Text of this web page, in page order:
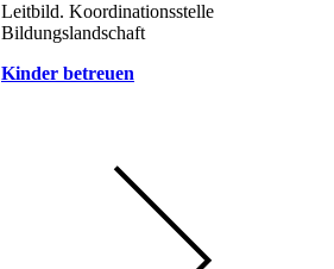
Leitbild. Koordinationsstelle
Bildungslandschaft
Kinder betreuen